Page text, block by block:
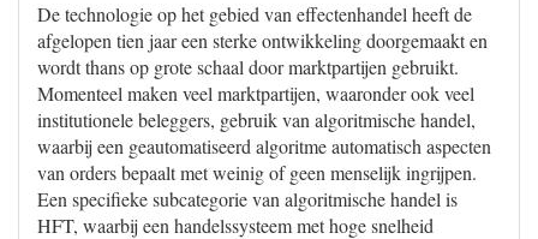
De technologie op het gebied van effectenhandel heeft de
afgelopen tien jaar een sterke ontwikkeling doorgemaakt en
wordt thans op grote schaal door marktpartijen gebruikt.
Momenteel maken veel marktpartijen, waaronder ook veel
institutionele beleggers, gebruik van algoritmische handel,
waarbij een geautomatiseerd algoritme automatisch aspecten
van orders bepaalt met weinig of geen menselijk ingrijpen.
Een specifieke subcategorie van algoritmische handel is
HFT, waarbij een handelssysteem met hoge snelheid